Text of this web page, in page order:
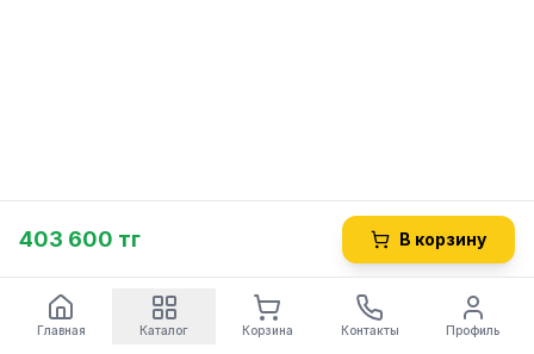
403 600 тг В корзину
Главная Каталог Корзина Контакты Профиль